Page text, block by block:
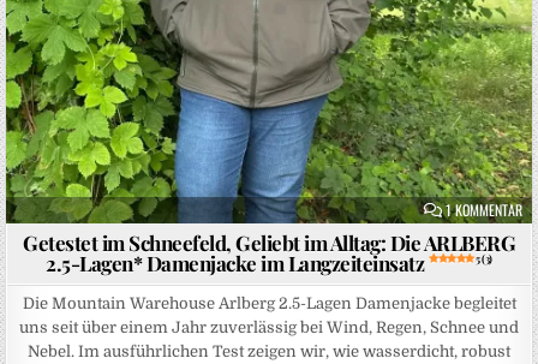
1 KOMMENTARZU
Getestet im Schneefeld, Geliebt im Alltag: Die ARLBERG
2.5-Lagen* Damenjacke im Langzeiteinsatz 5 (3)
Die Mountain Warehouse Arlberg 2.5-Lagen Damenjacke begleitet
uns seit über einem Jahr zuverlässig bei Wind, Regen, Schnee und
Nebel. Im ausführlichen Test zeigen wir, wie wasserdicht, robust